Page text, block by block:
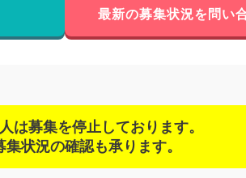
最新の募集状況を問い
は募集を停止しております。
集状況の確認も承ります。